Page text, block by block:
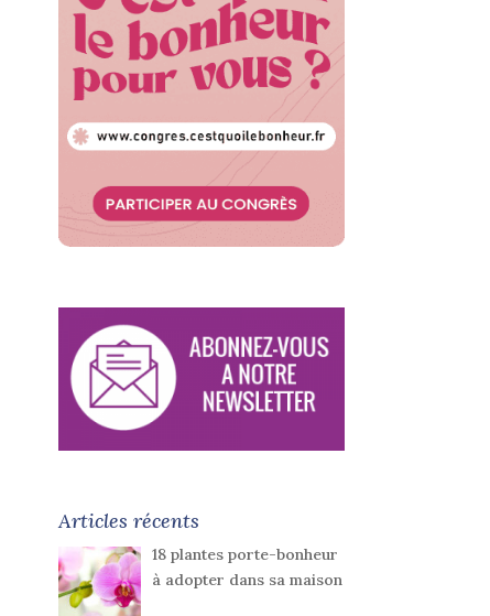
Articles récents
18 plantes porte-bonheur
à adopter dans sa maison